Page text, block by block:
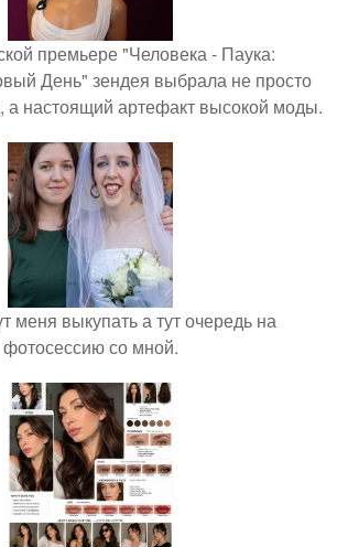
премьере "Человека - Паука:
День" зендея выбрала не просто
а настоящий артефакт высокой моды.
меня выкупать а тут очередь на
фотосессию со мной.